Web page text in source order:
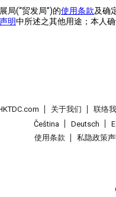
局(“贸发局”)的使用条款及确
明中所述之其他用途；本人
关于我们 联络
Čeština
Deutsch
使用条款
私隐政策声